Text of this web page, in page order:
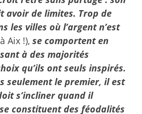
avoir de limites. Trop de
les villes où l’argent n’est
Aix !), se comportent en
à des majorités
qu’ils ont seuls inspirés.
seulement le premier, il est
s’incliner quand il
constituent des féodalités